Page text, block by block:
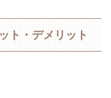
ト・デメリット